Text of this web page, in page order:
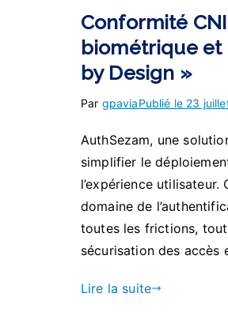
Conformité
biométrique et
by Design »
Par gpaviaPublié le 23
AuthSezam, une
simplifier le
l’expérience utilisateur.
domaine de
toutes les frictions,
sécurisation des
Lire la suite